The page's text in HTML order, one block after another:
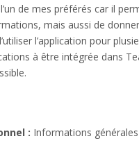
de mes préférés car il
mais aussi de
l’application pour
à être intégrée dans
: Informations